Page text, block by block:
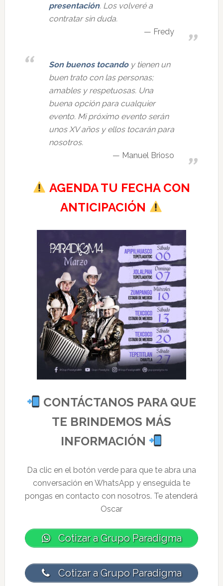
presentación. Los volveré a
contratar sin duda.
Fredy
Son buenos tocandoy tienen un
buen trato con las personas;
amables y respetuosas. Una
buena opción para cualquier
evento. Mi próximo evento serán
unos XV años y ellos tocarán para
nosotros.
Manuel Brioso
AGENDA TU FECHA CON
ANTICIPACIÓN
CONTÁCTANOS PARA QUE
TE BRINDEMOS MÁS
INFORMACIÓN
Da clic en el botón verde para que te abra una
conversación en WhatsApp y enseguida te
pongas en contacto con nosotros. Te atenderá
Oscar
Cotizar a Grupo Paradigma
Cotizar a Grupo Paradigma